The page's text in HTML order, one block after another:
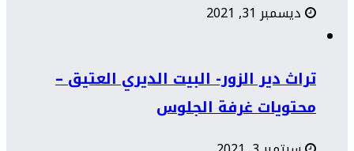
ديسمبر 31, 2021
تراث دير الزور- البيت الديري العتيق –
محتويات غرفة الجلوس